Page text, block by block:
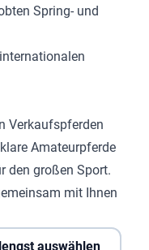
Spring- und
Verkaufspferden
Amateurpferde
den großen Sport.
mit Ihnen
auswählen